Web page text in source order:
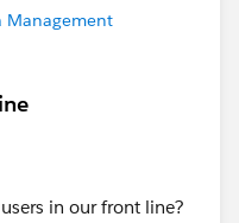
Management
in our front line?